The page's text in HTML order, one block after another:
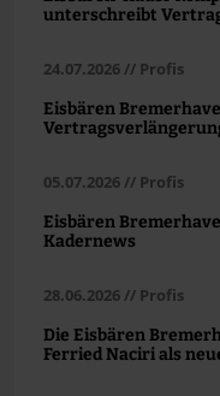
unterschreibt
24.07.2026 // Profis
Eisbären
05.07.2026 // Profis
Eisbären
Kadernews
28.06.2026 // Profis
Die Eisbären
Ferried Naciri als